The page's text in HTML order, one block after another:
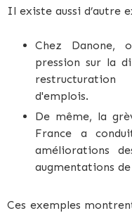
Il existe aussi d’autre
Chez Danone,
pression sur la
restructuration
d'emplois.
De même, la
France a
améliorations
augmentations
Ces exemples